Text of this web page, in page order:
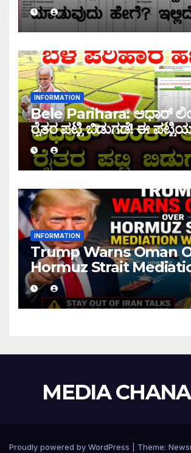
INFORMATION
Bele Parihara: ಆಧಾರ್
ರೈತರ ಪಟ್ಟಿ ಬಿಡುಗಡೆ! ಈ
ಹೆಸರು ಇದ್ದರೆ ನಿಮಗೆ ಹಣ ಜಮಾ
INFORMATION
Trump Warns Oman
Hormuz Strait
With Iran
MEDIA
Proudly powered by WordPress Theme: